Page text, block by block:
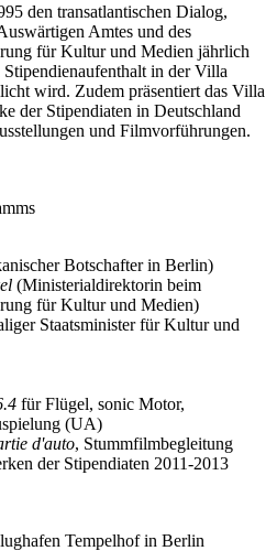
den transatlantischen Dialog,
Amtes und des
für Kultur und Medien jährlich
in der Villa
wird. Zudem präsentiert das Villa
der Stipendiaten in Deutschland
und Filmvorführungen.
Botschafter in Berlin)
(Ministerialdirektorin beim
für Kultur und Medien)
Staatsminister für Kultur und
für Flügel, sonic Motor,
(UA)
d'auto, Stummfilmbegleitung
der Stipendiaten 2011-2013
Tempelhof in Berlin